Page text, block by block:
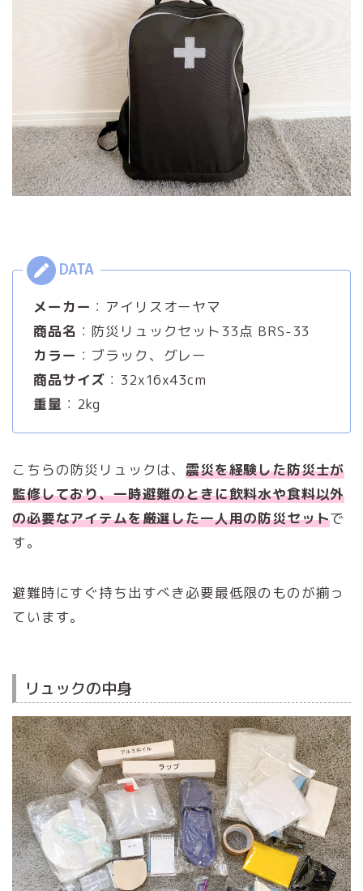
メーカー ：アイリスオーヤマ
商品名 ：防災リュックセット33点 BRS-33
カラー ：ブラック、グレー
商品サイズ ：32x16x43cm
重量 ：2kg
こちらの防災リュックは、震災を経験した防災士が
監修しており、一時避難のときに飲料水や食料以外
の必要なアイテムを厳選した一人用の防災セットで
す。
避難時にすぐ持ち出すべき必要最低限のものが揃っ
ています。
リュックの中身